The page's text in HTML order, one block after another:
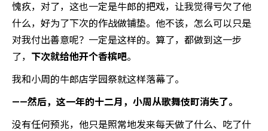
愧疚，对了，这也一定是牛郎的把戏，让我觉得亏欠了他
什么，好为了下次的作战做铺垫。他不该，怎么可以只是
对我付出善意呢？一定是这样的。算了，都做到这一步
了， 下次就给他开个香槟吧。
我和小周的牛郎店学园祭就这样落幕了。
——然后，这一年的十二月，小周从歌舞伎町消失了。
没有任何预兆，他只是照常地发来每天做了什么、吃了什